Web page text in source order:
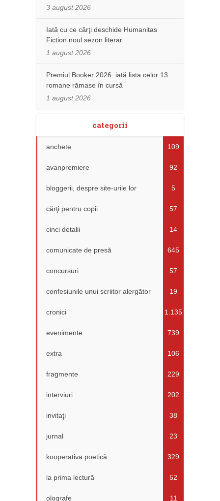
3 august 2026
Iată cu ce cărţi deschide Humanitas
Fiction noul sezon literar
1 august 2026
Premiul Booker 2026: iată lista celor 13
romane rămase în cursă
1 august 2026
categorii
anchete 109
avanpremiere 92
bloggerii, despre site-urile lor 5
cărţi pentru copii 57
cinci detalii 14
comunicate de presă 645
concursuri 57
confesiunile unui scriitor alergător 19
cronici 1.135
evenimente 739
extra 106
fragmente 229
interviuri 202
invitaţi 38
jurnal 23
kooperativa poetică 329
la prima lectură 52
olografe 11